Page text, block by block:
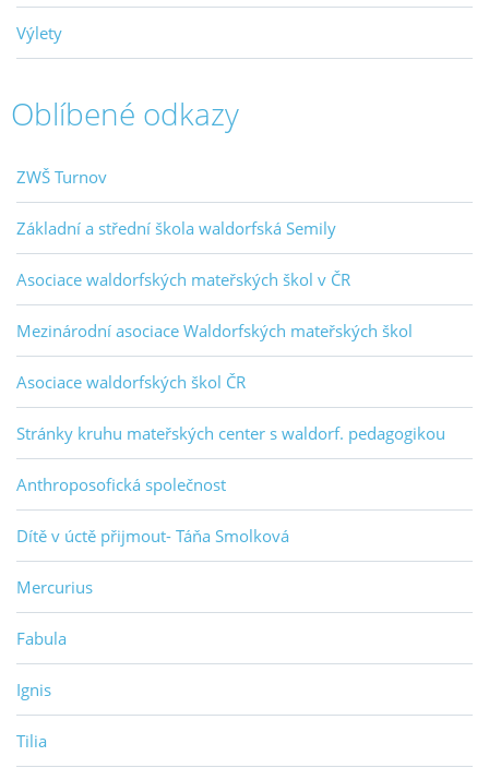
Výlety
Oblíbené odkazy
ZWŠ Turnov
Základní a střední škola waldorfská Semily
Asociace waldorfských mateřských škol v ČR
Mezinárodní asociace Waldorfských mateřských škol
Asociace waldorfských škol ČR
Stránky kruhu mateřských center s waldorf. pedagogikou
Anthroposofická společnost
Dítě v úctě přijmout- Táňa Smolková
Mercurius
Fabula
Ignis
Tilia